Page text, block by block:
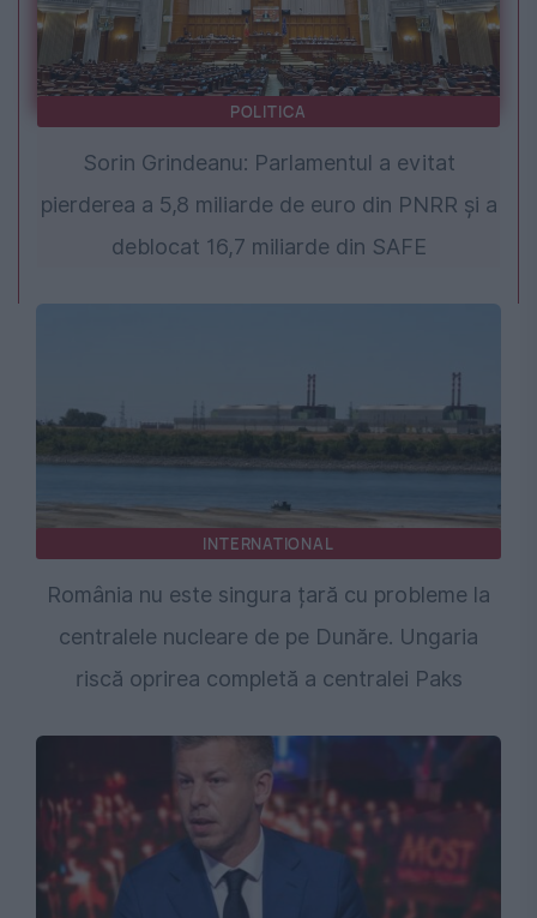
POLITICA
Sorin Grindeanu: Parlamentul a evitat
pierderea a 5,8 miliarde de euro din PNRR și a
deblocat 16,7 miliarde din SAFE
INTERNATIONAL
România nu este singura țară cu probleme la
centralele nucleare de pe Dunăre. Ungaria
riscă oprirea completă a centralei Paks